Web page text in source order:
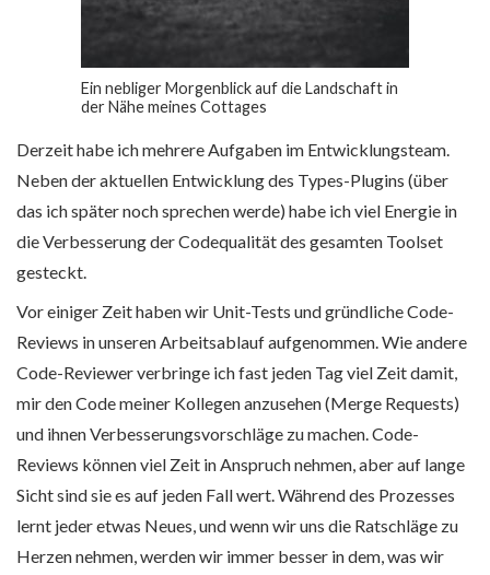
Ein nebliger Morgenblick auf die Landschaft in
der Nähe meines Cottages
Derzeit habe ich mehrere Aufgaben im Entwicklungsteam.
Neben der aktuellen Entwicklung des Types-Plugins (über
das ich später noch sprechen werde) habe ich viel Energie in
die Verbesserung der Codequalität des gesamten Toolset
gesteckt.
Vor einiger Zeit haben wir Unit-Tests und gründliche Code-
Reviews in unseren Arbeitsablauf aufgenommen. Wie andere
Code-Reviewer verbringe ich fast jeden Tag viel Zeit damit,
mir den Code meiner Kollegen anzusehen (Merge Requests)
und ihnen Verbesserungsvorschläge zu machen. Code-
Reviews können viel Zeit in Anspruch nehmen, aber auf lange
Sicht sind sie es auf jeden Fall wert. Während des Prozesses
lernt jeder etwas Neues, und wenn wir uns die Ratschläge zu
Herzen nehmen, werden wir immer besser in dem, was wir